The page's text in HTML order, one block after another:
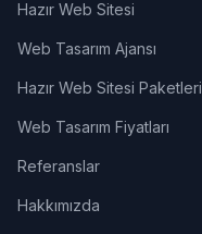
Hazır Web Sitesi
Web Tasarım Ajansı
Hazır Web Sitesi Paketleri
Web Tasarım Fiyatları
Referanslar
Hakkımızda